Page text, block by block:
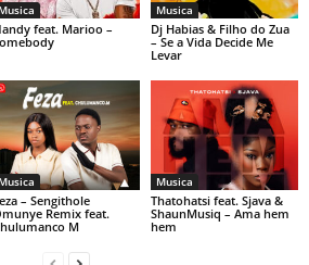
Musica
feat. Marioo –
Musica
Dj Habias & Filho do Zua
– Se a Vida Decide Me
Levar
Musica
– Sengithole
Remix feat.
M
Musica
Thatohatsi feat. Sjava &
ShaunMusiq – Ama hem
hem